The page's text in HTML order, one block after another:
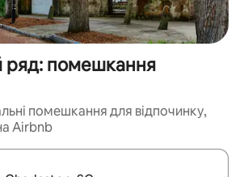
ряд: помешкання
помешкання для відпочинку,
Airbnb